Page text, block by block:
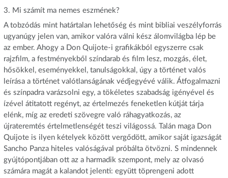
3. Mi számít ma nemes eszmének?
A tobzódás mint határtalan lehetőség és mint bibliai veszélyforrás
ugyanúgy jelen van, amikor valóra válni kész álomvilágba lép be
az ember. Ahogy a Don Quijote-i grafikákból egyszerre csak
rajzfilm, a festményekből színdarab és film lesz, mozgás, élet,
hősökkel, eseményekkel, tanulságokkal, úgy a történet valós
leírása a történet valótlanságának védjegyévé válik. Átfogalmazni
és színpadra varázsolni egy, a tökéletes szabadság igényével és
ízével átitatott regényt, az értelmezés feneketlen kútját tárja
elénk, míg az eredeti szövegre való ráhagyatkozás, az
újrateremtés értelmetlenségét teszi világossá. Talán maga Don
Quijote is ilyen kételyek között vergődött, amikor saját igazságát
Sancho Panza hiteles valóságával próbálta ötvözni. S mindennek
gyújtópontjában ott az a harmadik szempont, mely az olvasó
számára magát a kalandot jelenti: együtt töprengeni adott